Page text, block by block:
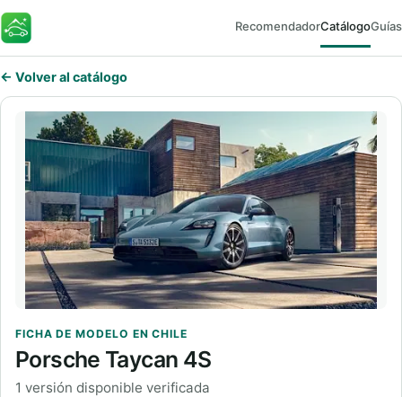
FaroEV RecomendadorCatálogoGuías
← Volver al catálogo
FICHA DE MODELO EN CHILE
Porsche Taycan 4S
1 versión disponible verificada